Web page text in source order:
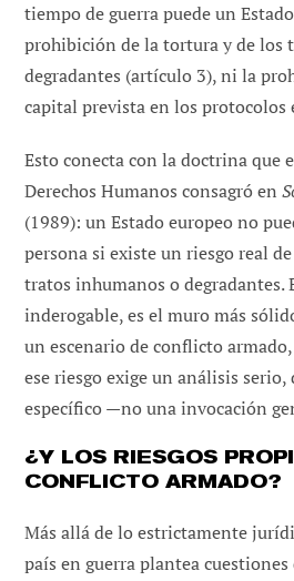
tiempo de guerra puede un
prohibición de la tortura y de los
degradantes (artículo 3), ni la
capital prevista en los protocolos
Esto conecta con la doctrina que
Derechos Humanos consagró en
(1989): un Estado europeo no
persona si existe un riesgo real
tratos inhumanos o degradantes.
inderogable, es el muro más
un escenario de conflicto
ese riesgo exige un análisis
específico —no una invocación
¿Y LOS RIESGOS
CONFLICTO ARMADO?
Más allá de lo estrictamente
país en guerra plantea